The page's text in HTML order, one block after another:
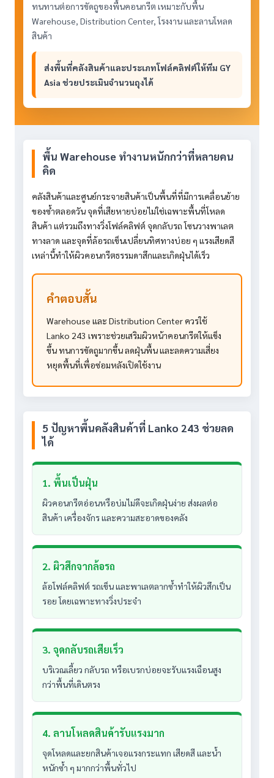
ทนทานต่อการขัดถูของพื้นคอนกรีต เหมาะกับพื้น
Warehouse, Distribution Center, โรงงาน และลานโหลด
สินค้า
ส่งพื้นที่คลังสินค้าและประเภทโฟล์คลิฟต์ให้ทีม GY
Asia ช่วยประเมินจำนวนถุงได้
พื้น Warehouse ทำงานหนักกว่าที่หลายคน
คิด
คลังสินค้าและศูนย์กระจายสินค้าเป็นพื้นที่ที่มีการเคลื่อนย้าย
ของซ้ำตลอดวัน จุดที่เสียหายบ่อยไม่ใช่เฉพาะพื้นที่โหลด
สินค้า แต่รวมถึงทางวิ่งโฟล์คลิฟต์ จุดกลับรถ โซนวางพาเลต
ทางลาด และจุดที่ล้อรถเข็นเปลี่ยนทิศทางบ่อย ๆ แรงเสียดสี
เหล่านี้ทำให้ผิวคอนกรีตธรรมดาสึกและเกิดฝุ่นได้เร็ว
คำตอบสั้น
Warehouse และ Distribution Center ควรใช้
Lanko 243 เพราะช่วยเสริมผิวหน้าคอนกรีตให้แข็ง
ขึ้น ทนการขัดถูมากขึ้น ลดฝุ่นพื้น และลดความเสี่ยง
หยุดพื้นที่เพื่อซ่อมหลังเปิดใช้งาน
5 ปัญหาพื้นคลังสินค้าที่ Lanko 243 ช่วยลด
ได้
1. พื้นเป็นฝุ่น
ผิวคอนกรีตอ่อนหรือบ่มไม่ดีจะเกิดฝุ่นง่าย ส่งผลต่อ
สินค้า เครื่องจักร และความสะอาดของคลัง
2. ผิวสึกจากล้อรถ
ล้อโฟล์คลิฟต์ รถเข็น และพาเลตลากซ้ำทำให้ผิวสึกเป็น
รอย โดยเฉพาะทางวิ่งประจำ
3. จุดกลับรถเสียเร็ว
บริเวณเลี้ยว กลับรถ หรือเบรกบ่อยจะรับแรงเฉือนสูง
กว่าพื้นที่เดินตรง
4. ลานโหลดสินค้ารับแรงมาก
จุดโหลดและยกสินค้าเจอแรงกระแทก เสียดสี และน้ำ
หนักซ้ำ ๆ มากกว่าพื้นทั่วไป